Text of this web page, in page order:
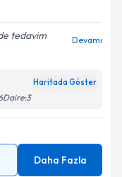
ilişkin
tedavim
Devamı
Haritada Göster
Daha Fazla